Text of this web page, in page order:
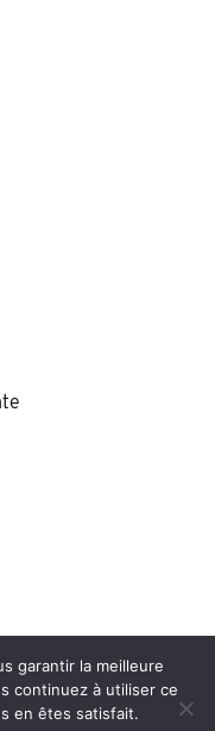
parCocktail
garantir la meilleure
continuez à utiliser ce
en êtes satisfait.